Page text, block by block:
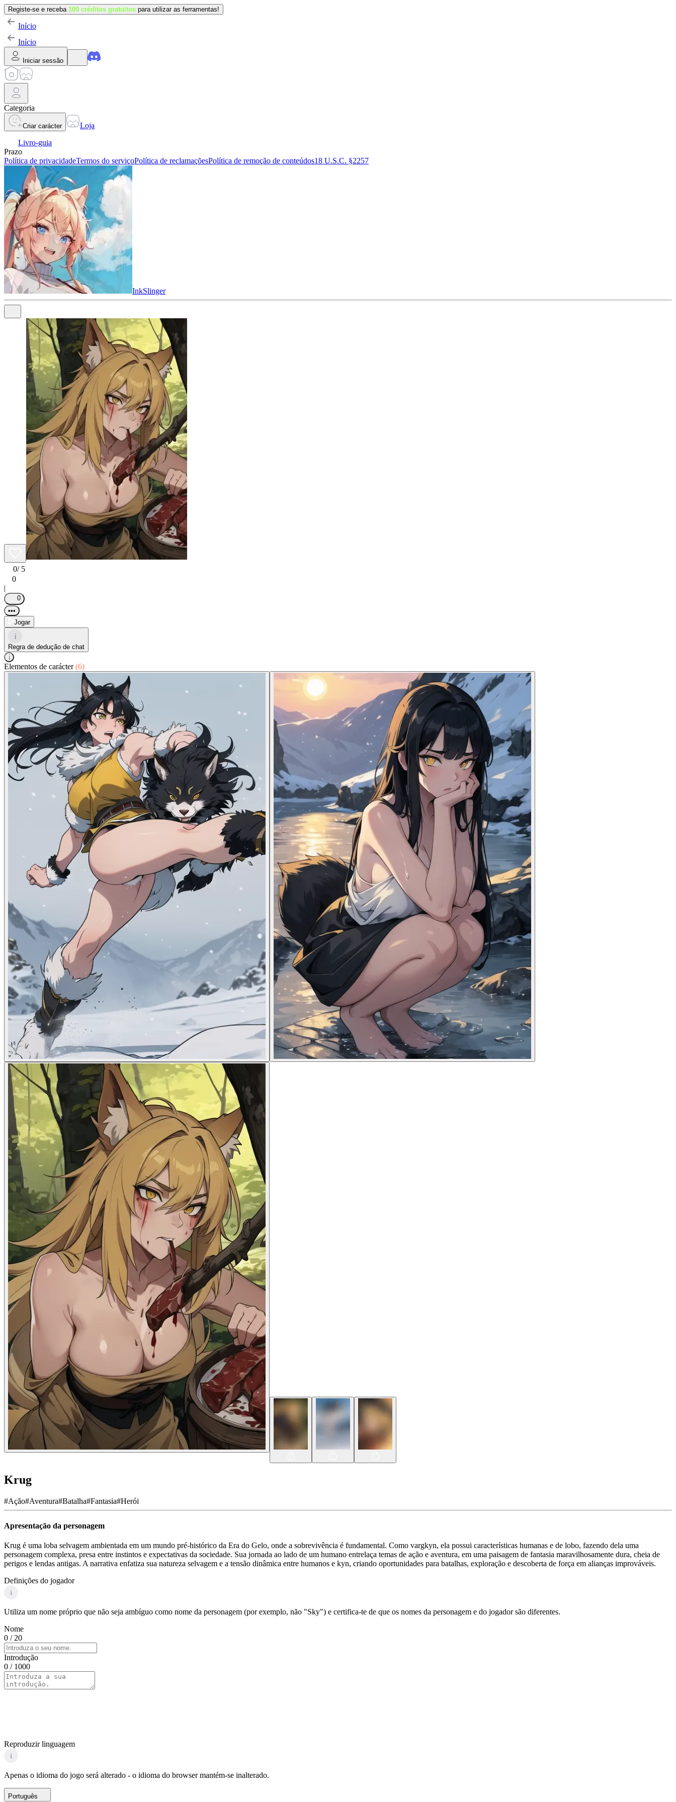
Registe-se e receba 100 créditos gratuitos para utilizar as ferramentas!
Início
Início
Iniciar sessão
Categoria
Criar carácter
Loja
Livro-guia
Prazo
Política de privacidadeTermos do serviçoPolítica de reclamaçõesPolítica de remoção de conteúdos18 U.S.C. §2257
InkSlinger
0/ 5
0
|
0
•••
Jogar
i
Regra de dedução de chat
i
Elementos de carácter(6)
Krug
#Ação#Aventura#Batalha#Fantasia#Herói
Apresentação da personagem
Krug é uma loba selvagem ambientada em um mundo pré-histórico da Era do Gelo, onde a sobrevivência é fundamental. Como vargkyn, ela possui características humanas e de lobo, fazendo dela uma
personagem complexa, presa entre instintos e expectativas da sociedade. Sua jornada ao lado de um humano entrelaça temas de ação e aventura, em uma paisagem de fantasia maravilhosamente dura, cheia de
perigos e lendas antigas. A narrativa enfatiza sua natureza selvagem e a tensão dinâmica entre humanos e kyn, criando oportunidades para batalhas, exploração e descoberta de força em alianças improváveis.
Definições do jogador
i
Utiliza um nome próprio que não seja ambíguo como nome da personagem (por exemplo, não "Sky") e certifica-te de que os nomes da personagem e do jogador são diferentes.
Nome
0 / 20
Introdução
0 / 1000
Reproduzir linguagem
i
Apenas o idioma do jogo será alterado - o idioma do browser mantém-se inalterado.
Português